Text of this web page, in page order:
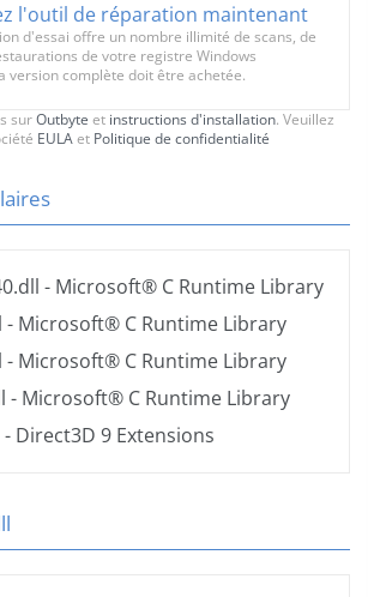
l'outil de réparation maintenant
d'essai offre un nombre illimité de scans, de
de votre registre Windows
version complète doit être achetée.
surOutbyte et instructions d'installation. Veuillez
EULAet Politique de confidentialité
- Microsoft® C Runtime Library
- Microsoft® C Runtime Library
- Microsoft® C Runtime Library
- Microsoft® C Runtime Library
- Direct3D 9 Extensions